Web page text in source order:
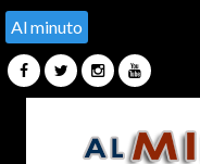
Al minuto